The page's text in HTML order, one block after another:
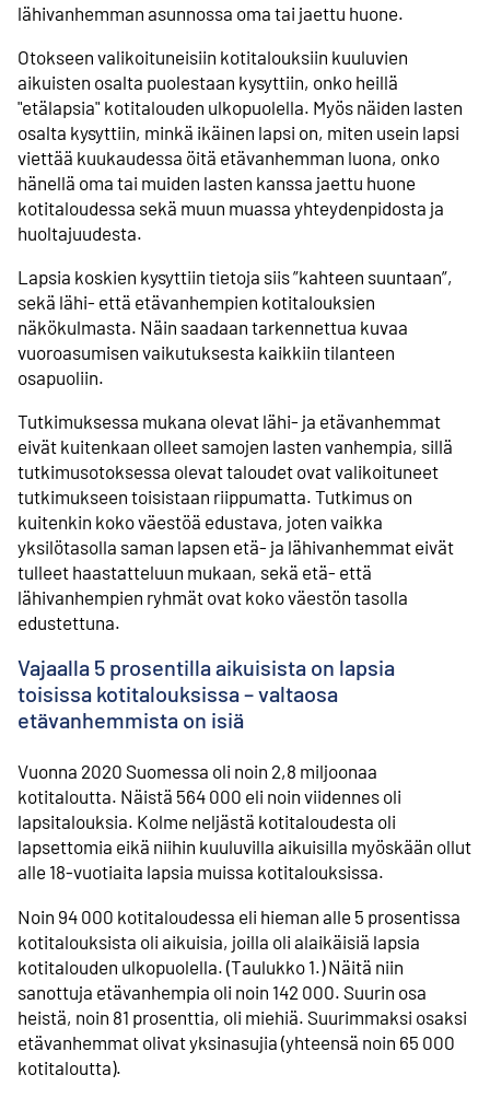
lähivanhemman asunnossa oma tai jaettu huone.
Otokseen valikoituneisiin kotitalouksiin kuuluvien
aikuisten osalta puolestaan kysyttiin, onko heillä
"etälapsia" kotitalouden ulkopuolella. Myös näiden lasten
osalta kysyttiin, minkä ikäinen lapsi on, miten usein lapsi
viettää kuukaudessa öitä etävanhemman luona, onko
hänellä oma tai muiden lasten kanssa jaettu huone
kotitaloudessa sekä muun muassa yhteydenpidosta ja
huoltajuudesta.
Lapsia koskien kysyttiin tietoja siis ”kahteen suuntaan”,
sekä lähi- että etävanhempien kotitalouksien
näkökulmasta. Näin saadaan tarkennettua kuvaa
vuoroasumisen vaikutuksesta kaikkiin tilanteen
osapuoliin.
Tutkimuksessa mukana olevat lähi- ja etävanhemmat
eivät kuitenkaan olleet samojen lasten vanhempia, sillä
tutkimusotoksessa olevat taloudet ovat valikoituneet
tutkimukseen toisistaan riippumatta. Tutkimus on
kuitenkin koko väestöä edustava, joten vaikka
yksilötasolla saman lapsen etä- ja lähivanhemmat eivät
tulleet haastatteluun mukaan, sekä etä- että
lähivanhempien ryhmät ovat koko väestön tasolla
edustettuna.
Vajaalla 5 prosentilla aikuisista on lapsia
toisissa kotitalouksissa – valtaosa
etävanhemmista on isiä
Vuonna 2020 Suomessa oli noin 2,8 miljoonaa
kotitaloutta. Näistä 564 000 eli noin viidennes oli
lapsitalouksia. Kolme neljästä kotitaloudesta oli
lapsettomia eikä niihin kuuluvilla aikuisilla myöskään ollut
alle 18-vuotiaita lapsia muissa kotitalouksissa.
Noin 94 000 kotitaloudessa eli hieman alle 5 prosentissa
kotitalouksista oli aikuisia, joilla oli alaikäisiä lapsia
kotitalouden ulkopuolella. (Taulukko 1.) Näitä niin
sanottuja etävanhempia oli noin 142 000. Suurin osa
heistä, noin 81 prosenttia, oli miehiä. Suurimmaksi osaksi
etävanhemmat olivat yksinasujia (yhteensä noin 65 000
kotitaloutta).